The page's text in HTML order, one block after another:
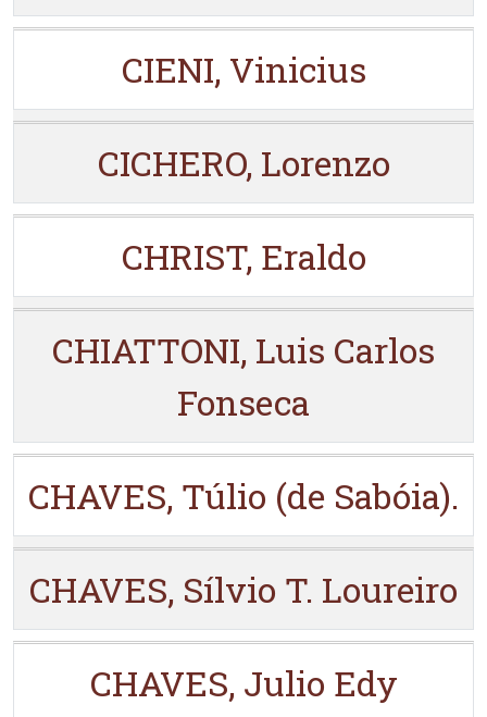
CIENI, Vinicius
CICHERO, Lorenzo
CHRIST, Eraldo
CHIATTONI, Luis Carlos
Fonseca
CHAVES, Túlio (de Sabóia).
CHAVES, Sílvio T. Loureiro
CHAVES, Julio Edy